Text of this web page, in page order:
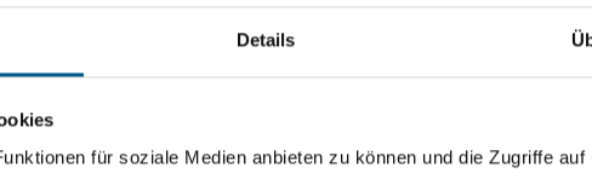
Details
für soziale Medien anbieten zu können und die Zugriffe
und Stiftungsdatenbank recherchieren. Bei der Suche
Ergebnisse können durch die Wahl von Bereichen oder